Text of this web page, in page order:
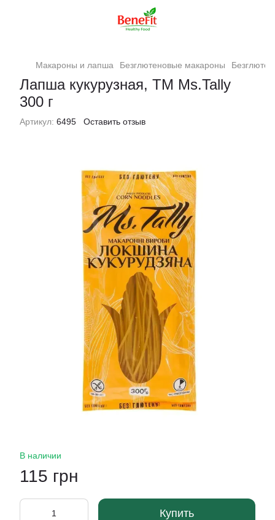
Макароны и лапша Безглютеновые макароны
Лапша кукурузная, TM Ms.Tally
300 г
Артикул: 6495 Оставить отзыв
В наличии
115 грн
Купить